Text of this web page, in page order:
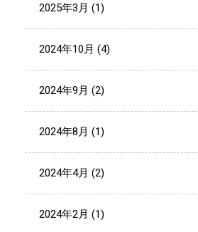
2025年3月 (1)
2024年10月 (4)
2024年9月 (2)
2024年8月 (1)
2024年4月 (2)
2024年2月 (1)